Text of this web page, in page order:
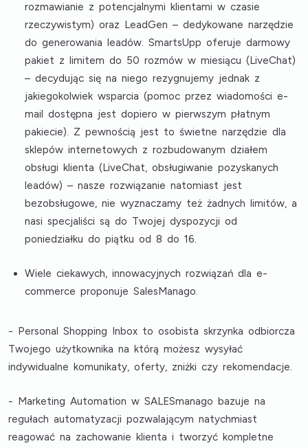
rozmawianie z potencjalnymi klientami w czasie
rzeczywistym) oraz LeadGen – dedykowane narzędzie
do generowania leadów. SmartsUpp oferuje darmowy
pakiet z limitem do 50 rozmów w miesiącu (LiveChat)
– decydując się na niego rezygnujemy jednak z
jakiegokolwiek wsparcia (pomoc przez wiadomości e-
mail dostępna jest dopiero w pierwszym płatnym
pakiecie). Z pewnością jest to świetne narzędzie dla
sklepów internetowych z rozbudowanym działem
obsługi klienta (LiveChat, obsługiwanie pozyskanych
leadów) – nasze rozwiązanie natomiast jest
bezobsługowe, nie wyznaczamy też żadnych limitów, a
nasi specjaliści są do Twojej dyspozycji od
poniedziałku do piątku od 8 do 16.
Wiele ciekawych, innowacyjnych rozwiązań dla e-
commerce proponujeSalesManago.
- Personal Shopping Inbox to osobista skrzynka odbiorcza
Twojego użytkownika na którą możesz wysyłać
indywidualne komunikaty, oferty, zniżki czy rekomendacje.
- Marketing Automation w SALESmanago bazuje na
regułach automatyzacji pozwalającym natychmiast
reagować na zachowanie klienta i tworzyć kompletne